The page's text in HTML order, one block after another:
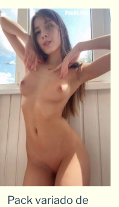
Pack variado de